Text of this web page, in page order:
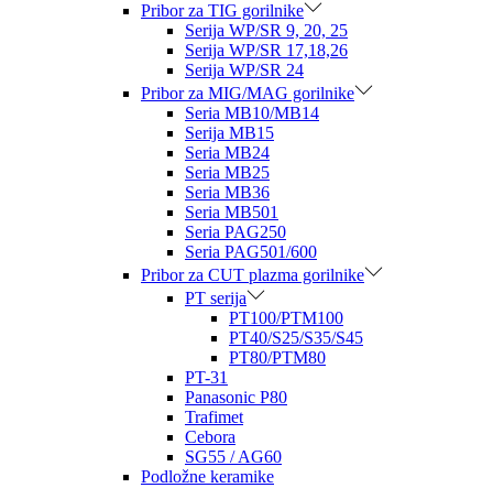
Pribor za TIG gorilnike
Serija WP/SR 9, 20, 25
Serija WP/SR 17,18,26
Serija WP/SR 24
Pribor za MIG/MAG gorilnike
Seria MB10/MB14
Serija MB15
Seria MB24
Seria MB25
Seria MB36
Seria MB501
Seria PAG250
Seria PAG501/600
Pribor za CUT plazma gorilnike
PT serija
PT100/PTM100
PT40/S25/S35/S45
PT80/PTM80
PT-31
Panasonic P80
Trafimet
Cebora
SG55 / AG60
Podložne keramike